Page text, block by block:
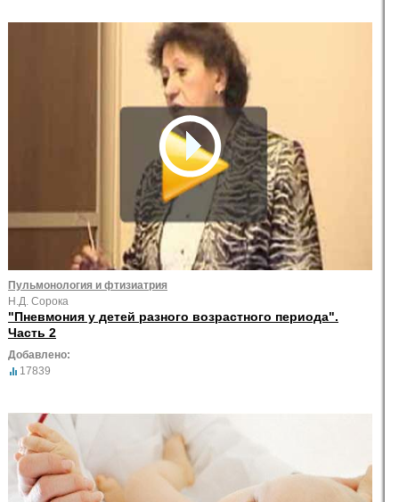
Пульмонология и фтизиатрия
Н.Д. Сорока
"Пневмония у детей разного возрастного периода".
Часть 2
Добавлено:
17839